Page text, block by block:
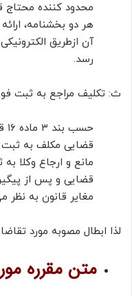
محدود کننده محتاج
هر دو بخشنامه،
آن ازطریق
رسد.
ث: تکلیف مراجع به ثبت
قضایی مکلف به ثبت
مانع و ارجاع وکلا
قضایی و پس از
مغایر قانون به نظر
لذا ابطال مصوبه مورد
متن مقرره